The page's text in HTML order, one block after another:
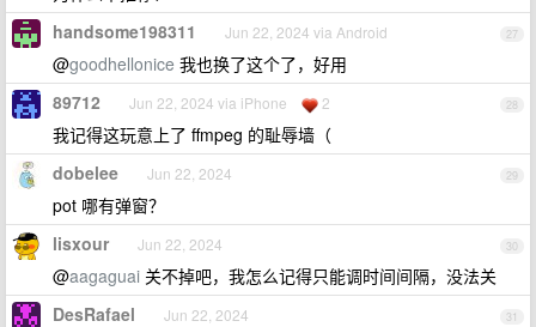
27
handsome198311 Jun 22, 2024 via Android
@goodhellonice 我也换了这个了，好用
28
89712 Jun 22, 2024 via iPhone 2
我记得这玩意上了 ffmpeg 的耻辱墙（
29
dobelee Jun 22, 2024
pot 哪有弹窗？
30
lisxour Jun 22, 2024
@aagaguai 关不掉吧，我怎么记得只能调时间间隔，没法关
31
DesRafael Jun 22, 2024